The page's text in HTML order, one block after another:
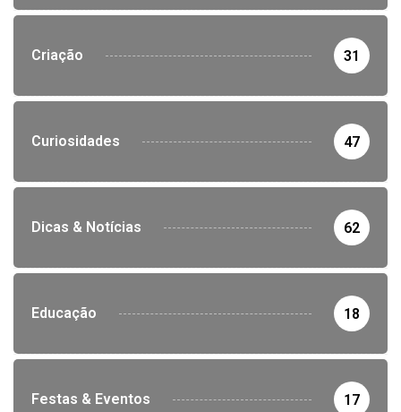
Criação 31
Curiosidades 47
Dicas & Notícias 62
Educação 18
Festas & Eventos 17